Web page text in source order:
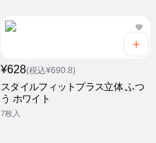
¥628(税込¥690.8)
スタイルフィットプラス立体 ふつ
う ホワイト
7枚入